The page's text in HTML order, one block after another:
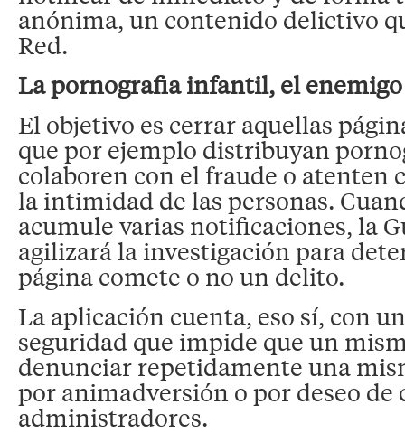
anónima, un contenido delictivo
Red.
La pornografia infantil, el
El objetivo es cerrar aquellas
que por ejemplo distribuyan
colaboren con el fraude o atenten
la intimidad de las personas.
acumule varias notificaciones, la
agilizará la investigación para
página comete o no un delito.
La aplicación cuenta, eso sí, con
seguridad que impide que un
denunciar repetidamente una
por animadversión o por deseo de
administradores.